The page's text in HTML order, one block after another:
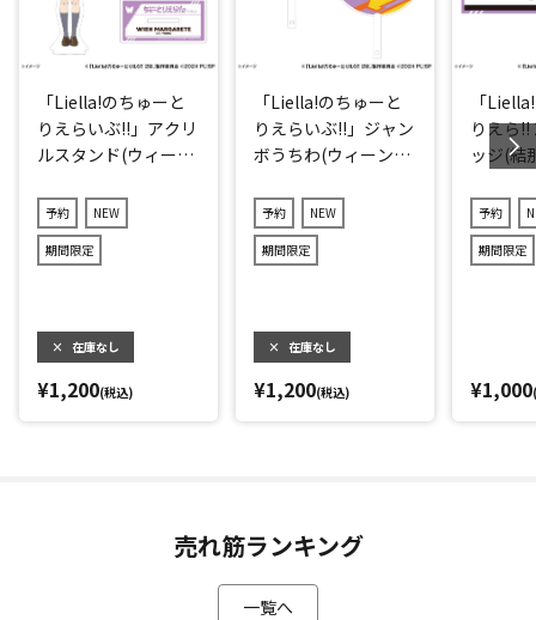
「Liella!のちゅーと
りえらいぶ!!」アクリ
ルスタンド(ウィー
予約 NEW
期間限定
× 在庫なし
¥1,200(税込)
「Liella!のちゅーと
りえらいぶ!!」ジャン
ボうちわ(ウィーン・
予約 NEW
期間限定
× 在庫なし
¥1,200(税込)
「
りえら
ッジ(結
予約
期間限定
¥1,000
売れ筋ランキング
一覧へ